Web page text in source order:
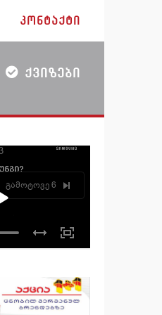
ᲙᲝᲜᲢᲐᲥᲢᲘ
ᲥᲕᲘᲖᲔᲑᲘ